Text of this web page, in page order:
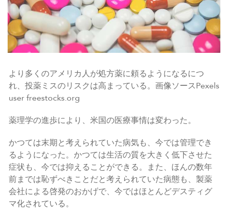
より多くのアメリカ人が処方薬に頼るようになるにつ
れ、投薬ミスのリスクは高まっている。画像ソースPexels
user freestocks.org
薬理学の進歩により、米国の医療事情は変わった。
かつては末期と考えられていた病気も、今では管理でき
るようになった。かつては生活の質を大きく低下させた
症状も、今では抑えることができる。また、ほんの数年
前までは恥ずべきことだと考えられていた病態も、製薬
会社による啓発のおかげで、今ではほとんどデスティグ
マ化されている。